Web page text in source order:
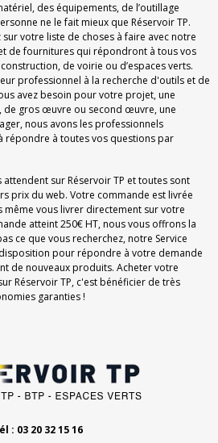
des équipements, de l’outillage
ne le fait mieux que Réservoir TP.
votre liste de choses à faire avec notre
de fournitures qui répondront à tous vos
de voirie ou d’espaces verts.
professionnel à la recherche d'outils et de
avez besoin pour votre projet, une
de gros œuvre ou second œuvre, une
nous avons les professionnels
répondre à toutes vos questions par
sur Réservoir TP et toutes sont
prix du web. Votre commande est livrée
même vous livrer directement sur votre
atteint 250€ HT, nous vous offrons la
ce que vous recherchez, notre Service
pour répondre à votre demande
de nouveaux produits. Acheter votre
Réservoir TP, c'est bénéficier de très
garanties !
: 03 20 32 15 16